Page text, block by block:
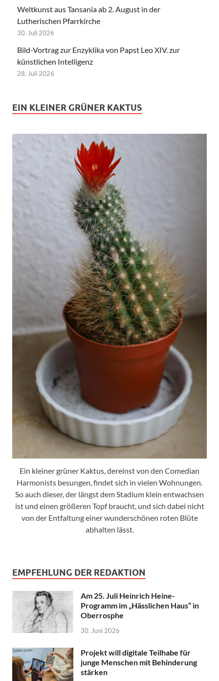
Weltkunst aus Tansania ab 2. August in der
Lutherischen Pfarrkirche
30. Juli 2026
Bild-Vortrag zur Enzyklika von Papst Leo XIV. zur
künstlichen Intelligenz
28. Juli 2026
EIN KLEINER GRÜNER KAKTUS
Ein kleiner grüner Kaktus, dereinst von den Comedian
Harmonists besungen, findet sich in vielen Wohnungen.
So auch dieser, der längst dem Stadium klein entwachsen
ist und einen größeren Topf braucht, und sich dabei nicht
von der Entfaltung einer wunderschönen roten Blüte
abhalten lässt.
EMPFEHLUNG DER REDAKTION
Am 25. Juli Heinrich Heine-
Programm im „Hässlichen Haus“ in
Oberrosphe
30. Juni 2026
Projekt will digitale Teilhabe für
junge Menschen mit Behinderung
stärken